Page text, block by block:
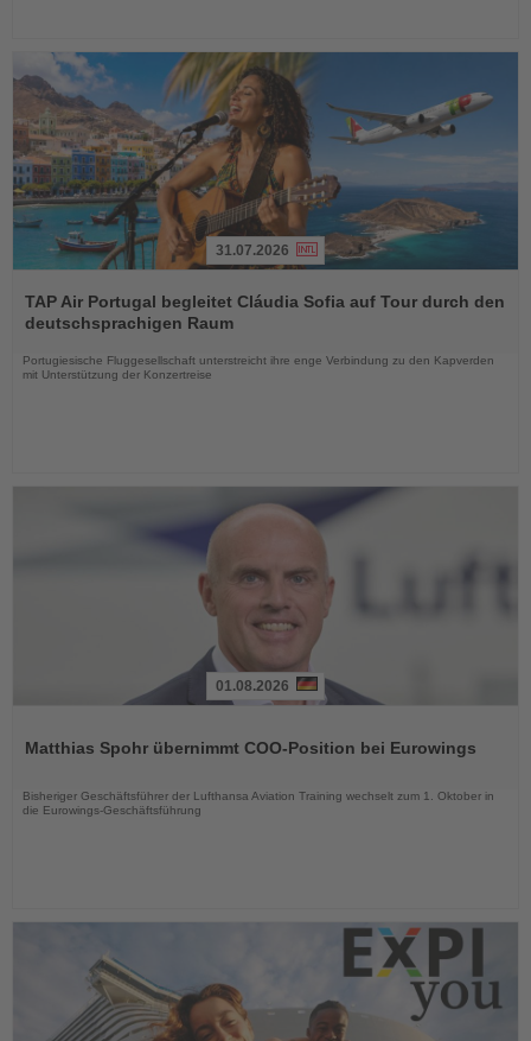
Sie
die
31.07.2026
TAP Air Portugal begleitet Cláudia Sofia auf Tour durch den
deutschsprachigen Raum
Portugiesische Fluggesellschaft unterstreicht ihre enge Verbindung zu den Kapverden
mit Unterstützung der Konzertreise
die
01.08.2026
Matthias Spohr übernimmt COO-Position bei Eurowings
Bisheriger Geschäftsführer der Lufthansa Aviation Training wechselt zum 1. Oktober in
die Eurowings-Geschäftsführung